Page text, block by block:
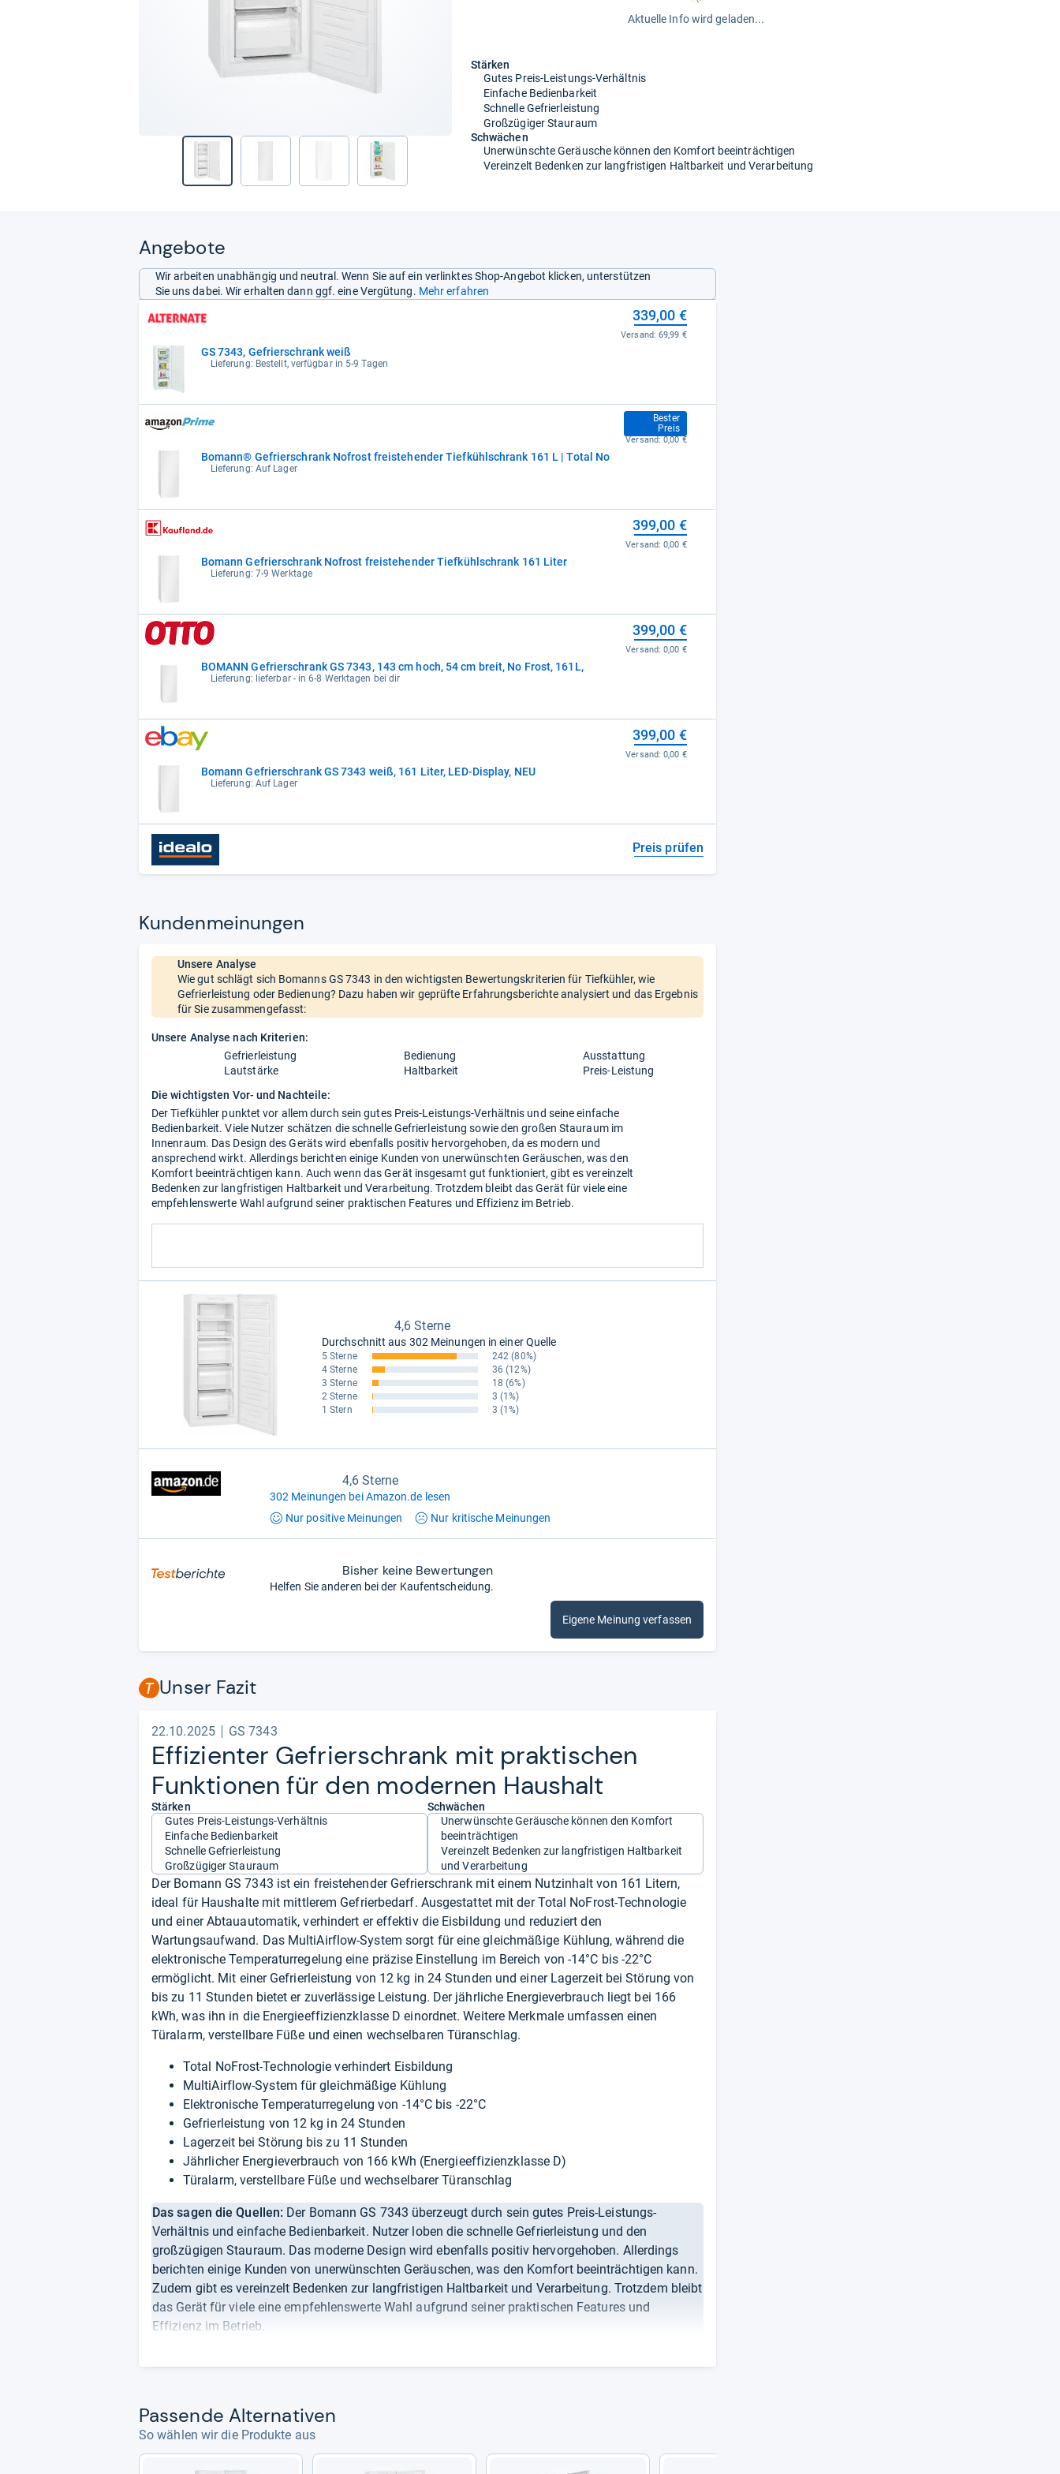
Aktuelle Info wird geladen...
Stärken
Gutes Preis-Leistungs-Verhältnis
Einfache Bedienbarkeit
Schnelle Gefrierleistung
Großzügiger Stauraum
Schwächen
Unerwünschte Geräusche können den Komfort beeinträchtigen
Vereinzelt Bedenken zur langfristigen Haltbarkeit und Verarbeitung
Angebote
Wir arbeiten unabhängig und neutral. Wenn Sie auf ein verlinktes Shop-Angebot klicken, unterstützen
Sie uns dabei. Wir erhalten dann ggf. eine Vergütung. Mehr erfahren
GS 7343, Gefrierschrank weiß
Lieferung: Bestellt, verfügbar in 5-9 Tagen
339,00 €
Versand:69,99 €
Bomann® Gefrierschrank Nofrost freistehender Tiefkühlschrank 161 L | Total No
Lieferung: Auf Lager
Bester
Preis
379,00 €
Versand:0,00 €
Bomann Gefrierschrank Nofrost freistehender Tiefkühlschrank 161 Liter
Lieferung: 7-9 Werktage
399,00 €
Versand:0,00 €
BOMANN Gefrierschrank GS 7343, 143 cm hoch, 54 cm breit, No Frost, 161L,
Lieferung: lieferbar - in 6-8 Werktagen bei dir
399,00 €
Versand:0,00 €
Bomann Gefrierschrank GS 7343 weiß, 161 Liter, LED-Display, NEU
Lieferung: Auf Lager
399,00 €
Versand:0,00 €
Preis prüfen
Kun­den­mei­nun­gen
Unsere Analyse
Wie gut schlägt sich Bomanns GS 7343 in den wichtigsten Bewertungskriterien für Tiefkühler, wie
Gefrierleistung oder Bedienung? Dazu haben wir geprüfte Erfahrungsberichte analysiert und das Ergebnis
für Sie zusammengefasst:
Unsere Analyse nach Kriterien:
Gefrierleistung
Bedienung
Ausstattung
Lautstärke
Haltbarkeit
Preis-Leistung
Die wichtigsten Vor- und Nachteile:
Der Tiefkühler punktet vor allem durch sein gutes Preis-Leistungs-Verhältnis und seine einfache
Bedienbarkeit. Viele Nutzer schätzen die schnelle Gefrierleistung sowie den großen Stauraum im
Innenraum. Das Design des Geräts wird ebenfalls positiv hervorgehoben, da es modern und
ansprechend wirkt. Allerdings berichten einige Kunden von unerwünschten Geräuschen, was den
Komfort beeinträchtigen kann. Auch wenn das Gerät insgesamt gut funktioniert, gibt es vereinzelt
Bedenken zur langfristigen Haltbarkeit und Verarbeitung. Trotzdem bleibt das Gerät für viele eine
empfehlenswerte Wahl aufgrund seiner praktischen Features und Effizienz im Betrieb.
4,6 Sterne
Durchschnitt aus 302 Meinungen in einer Quelle
5 Sterne 242 (80%)
4 Sterne
36 (12%)
3 Sterne
18 (6%)
2 Sterne
3 (1%)
1 Stern
3 (1%)
4,6 Sterne
302 Meinungen bei Amazon.de lesen
Nur positive Meinungen Nur kritische Meinungen
Bisher keine Bewertungen
Helfen Sie anderen bei der Kaufentscheidung.
Eigene Meinung verfassen
Unser Fazit
22.10.2025 GS 7343
Effi­zi­en­ter Gefrier­schrank mit prak­ti­schen
Funk­tio­nen für den moder­nen Haus­halt
Stärken
Gutes Preis-Leistungs-Verhältnis
Einfache Bedienbarkeit
Schnelle Gefrierleistung
Großzügiger Stauraum
Schwächen
Unerwünschte Geräusche können den Komfort
beeinträchtigen
Vereinzelt Bedenken zur langfristigen Haltbarkeit
und Verarbeitung
Der Bomann GS 7343 ist ein freistehender Gefrierschrank mit einem Nutzinhalt von 161 Litern,
ideal für Haushalte mit mittlerem Gefrierbedarf. Ausgestattet mit der Total NoFrost-Technologie
und einer Abtauautomatik, verhindert er effektiv die Eisbildung und reduziert den
Wartungsaufwand. Das MultiAirflow-System sorgt für eine gleichmäßige Kühlung, während die
elektronische Temperaturregelung eine präzise Einstellung im Bereich von -14°C bis -22°C
ermöglicht. Mit einer Gefrierleistung von 12 kg in 24 Stunden und einer Lagerzeit bei Störung von
bis zu 11 Stunden bietet er zuverlässige Leistung. Der jährliche Energieverbrauch liegt bei 166
kWh, was ihn in die Energieeffizienzklasse D einordnet. Weitere Merkmale umfassen einen
Türalarm, verstellbare Füße und einen wechselbaren Türanschlag.
Total NoFrost-Technologie verhindert Eisbildung
MultiAirflow-System für gleichmäßige Kühlung
Elektronische Temperaturregelung von -14°C bis -22°C
Gefrierleistung von 12 kg in 24 Stunden
Lagerzeit bei Störung bis zu 11 Stunden
Jährlicher Energieverbrauch von 166 kWh (Energieeffizienzklasse D)
Türalarm, verstellbare Füße und wechselbarer Türanschlag
Das sagen die Quellen: Der Bomann GS 7343 überzeugt durch sein gutes Preis-Leistungs-
Verhältnis und einfache Bedienbarkeit. Nutzer loben die schnelle Gefrierleistung und den
großzügigen Stauraum. Das moderne Design wird ebenfalls positiv hervorgehoben. Allerdings
berichten einige Kunden von unerwünschten Geräuschen, was den Komfort beeinträchtigen kann.
Zudem gibt es vereinzelt Bedenken zur langfristigen Haltbarkeit und Verarbeitung. Trotzdem bleibt
das Gerät für viele eine empfehlenswerte Wahl aufgrund seiner praktischen Features und
Effizienz im Betrieb.
Note:„Gut“ (1,60)
Euronics
MediaMarkt
Pas­sende Alter­na­ti­ven
So wählen wir die Produkte aus